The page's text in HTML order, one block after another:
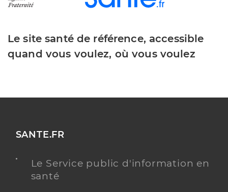
Le site santé de référence, accessible
quand vous voulez, où vous voulez
SANTE.FR
Le Service public d'information en
santé